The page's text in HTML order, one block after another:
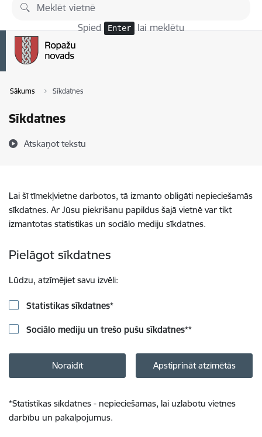
Pāriet uz lapas saturu
Spied Enter lai meklētu
Sākums Sīkdatnes
Sīkdatnes
Atskaņot tekstu
Lai šī tīmekļvietne darbotos, tā izmanto obligāti nepieciešamās
sīkdatnes. Ar Jūsu piekrišanu papildus šajā vietnē var tikt
izmantotas statistikas un sociālo mediju sīkdatnes.
Pielāgot sīkdatnes
Lūdzu, atzīmējiet savu izvēli:
Statistikas sīkdatnes*
Sociālo mediju un trešo pušu sīkdatnes**
Noraidīt Apstiprināt atzīmētās
*Statistikas sīkdatnes - nepieciešamas, lai uzlabotu vietnes
darbību un pakalpojumus.